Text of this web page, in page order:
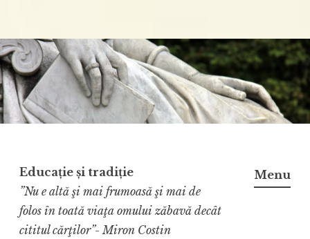
Educație și tradiție
”Nu e altă şi mai frumoasă şi mai de
folos în toată viaţa omului zăbavă decât
cititul cărţilor”- Miron Costin
Menu